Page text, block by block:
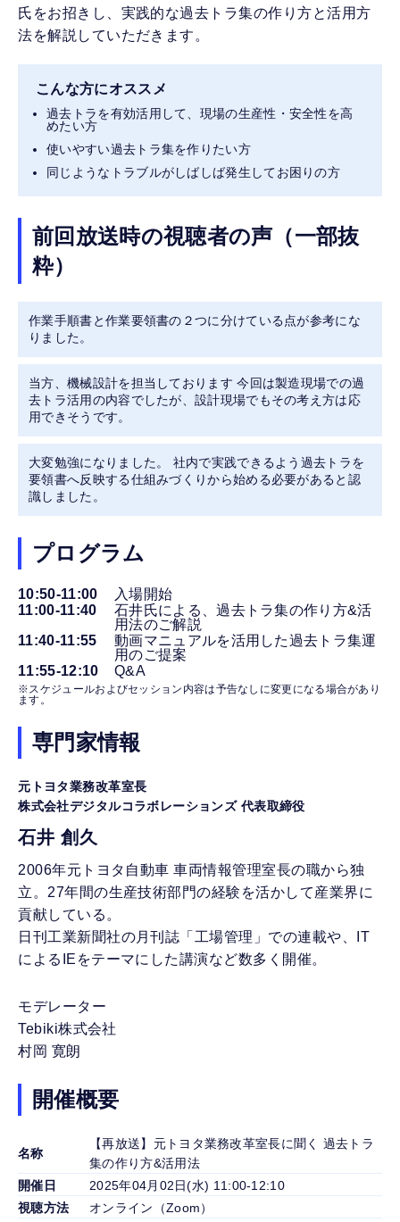
氏をお招きし、実践的な過去トラ集の作り方と活用方
法を解説していただきます。
こんな方にオススメ
過去トラを有効活用して、現場の生産性・安全性を高
めたい方
使いやすい過去トラ集を作りたい方
同じようなトラブルがしばしば発生してお困りの方
前回放送時の視聴者の声（一部抜
粋）
作業手順書と作業要領書の２つに分けている点が参考にな
りました。
当方、機械設計を担当しております 今回は製造現場での過
去トラ活用の内容でしたが、設計現場でもその考え方は応
用できそうです。
大変勉強になりました。 社内で実践できるよう過去トラを
要領書へ反映する仕組みづくりから始める必要があると認
識しました。
プログラム
10:50-11:00
入場開始
11:00-11:40
石井氏による、過去トラ集の作り方&活
用法のご解説
11:40-11:55
動画マニュアルを活用した過去トラ集運
用のご提案
11:55‐12:10
Q&A
※スケジュールおよびセッション内容は予告なしに変更になる場合があり
ます。
専門家情報
元トヨタ業務改革室長
株式会社デジタルコラボレーションズ 代表取締役
石井 創久
2006年元トヨタ自動車 車両情報管理室長の職から独
立。27年間の生産技術部門の経験を活かして産業界に
貢献している。
日刊工業新聞社の月刊誌「工場管理」での連載や、IT
によるIEをテーマにした講演など数多く開催。
モデレーター
Tebiki株式会社
村岡 寛朗
開催概要
名称
【再放送】元トヨタ業務改革室長に聞く 過去トラ
集の作り方&活用法
開催日
2025年04月02日(水) 11:00-12:10
視聴方法
オンライン（Zoom）